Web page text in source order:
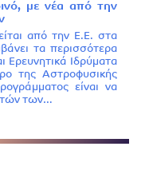
με νέα από την
από την Ε.Ε. στα
τα περισσότερα
Ερευνητικά Ιδρύματα
της Αστροφυσικής
είναι να
των…